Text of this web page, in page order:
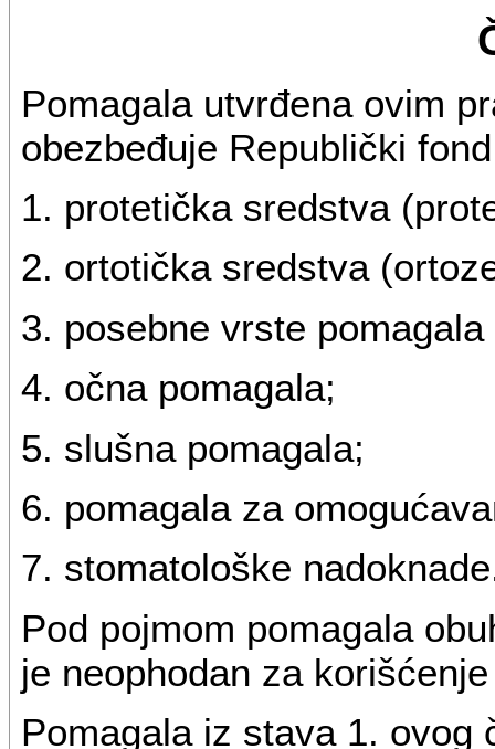
Pomagala utvrđena ovim
obezbeđuje Republički
1. protetička sredstva
2. ortotička sredstva
3. posebne vrste
4. očna pomagala;
5. slušna pomagala;
6. pomagala za
7. stomatološke
Pod pojmom pomagala
je neophodan za
Pomagala iz stava 1. ovog